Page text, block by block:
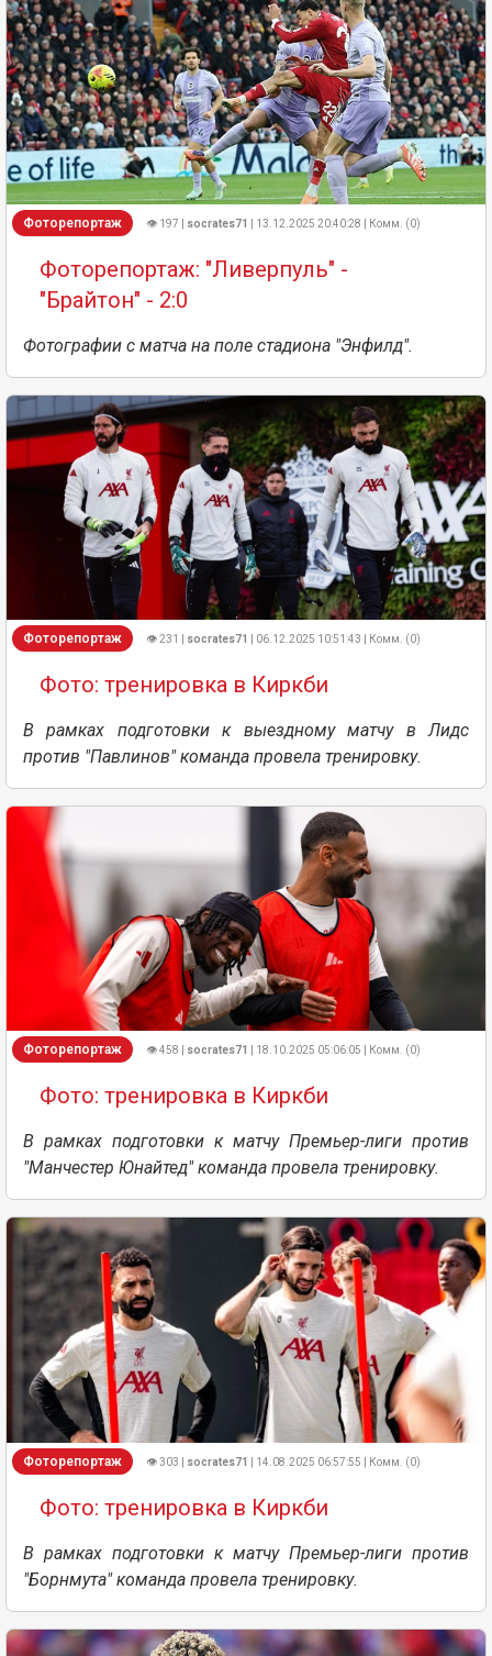
Фоторепортаж 👁 197 | socrates71 | 13.12.2025 20:40:28 | Комм. (0)
Фоторепортаж: "Ливерпуль" -
"Брайтон" - 2:0
Фотографии с матча на поле стадиона "Энфилд".
Фоторепортаж 👁 231 | socrates71 | 06.12.2025 10:51:43 | Комм. (0)
Фото: тренировка в Киркби
В рамках подготовки к выездному матчу в Лидс
против "Павлинов" команда провела тренировку.
Фоторепортаж 👁 458 | socrates71 | 18.10.2025 05:06:05 | Комм. (0)
Фото: тренировка в Киркби
В рамках подготовки к матчу Премьер-лиги против
"Манчестер Юнайтед" команда провела тренировку.
Фоторепортаж 👁 303 | socrates71 | 14.08.2025 06:57:55 | Комм. (0)
Фото: тренировка в Киркби
В рамках подготовки к матчу Премьер-лиги против
"Борнмута" команда провела тренировку.